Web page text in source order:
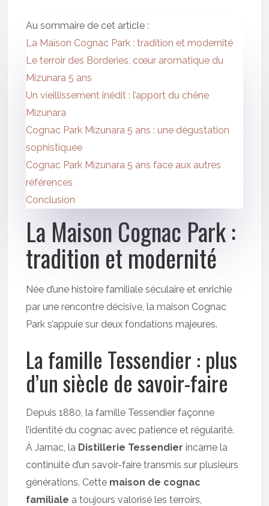
Au sommaire de cet article :
La Maison Cognac Park : tradition et modernité
Le terroir des Borderies, cœur aromatique du
Mizunara 5 ans
Un vieillissement inédit : l’apport du chêne
Mizunara
Cognac Park Mizunara 5 ans : une dégustation
sophistiquée
Cognac Park Mizunara 5 ans face aux autres
références
Conclusion
La Maison Cognac Park :
tradition et modernité
Née d’une histoire familiale séculaire et enrichie
par une rencontre décisive, la maison Cognac
Park s’appuie sur deux fondations majeures.
La famille Tessendier : plus
d’un siècle de savoir-faire
Depuis 1880, la famille Tessendier façonne
l’identité du cognac avec patience et régularité.
À Jarnac, la Distillerie Tessendier incarne la
continuité d’un savoir-faire transmis sur plusieurs
générations. Cette maison de cognac
familiale a toujours valorisé les terroirs,